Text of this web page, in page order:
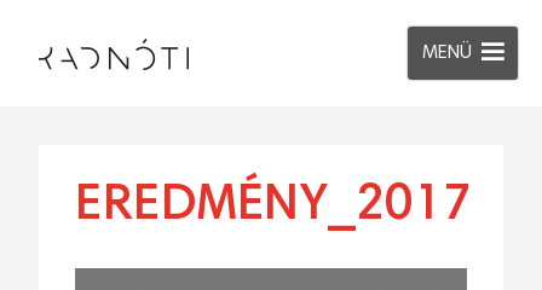
MENÜ
EREDMÉNY_2017